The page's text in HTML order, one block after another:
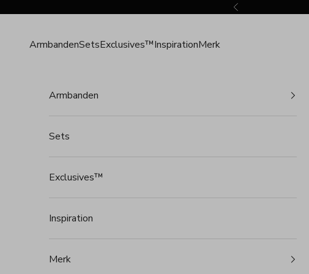
Vorige
ArmbandenSetsExclusives™InspirationMerk
Armbanden
Sets
Exclusives™
Inspiration
Merk